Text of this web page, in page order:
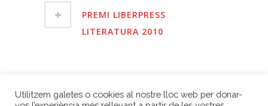
PREMI LIBERPRESS
LITERATURA 2010
ANAR A GUANYADORS 2010
Utilitzem galetes o cookies al nostre lloc web per donar-